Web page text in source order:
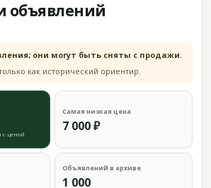
объявлений
они могут быть сняты с продажи.
как исторический ориентир.
ценой
Самая низкая цена
7 000 ₽
Объявлений в архиве
1 000